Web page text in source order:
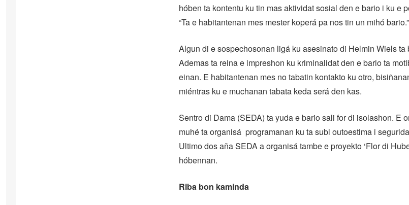
hóben ta kontentu ku tin mas aktividat sosial den e bario i ku e
“Ta e habitantenan mes mester koperá pa nos tin un mihó bario.”
Algun di e sospechosonan ligá ku asesinato di Helmin Wiels ta
Ademas ta reina e impreshon ku kriminalidat den e bario ta
einan. E habitantenan mes no tabatin kontakto ku otro,
miéntras ku e muchanan tabata keda será den kas.
Sentro di Dama (SEDA) ta yuda e bario sali for di isolashon. E
muhé ta organisá programanan ku ta subi outoestima i
Ultimo dos aňa SEDA a organisá tambe e proyekto ‘Flor di
hóbennan.
Riba bon kaminda